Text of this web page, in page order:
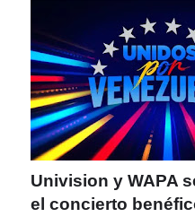
Univision y WAPA
el concierto